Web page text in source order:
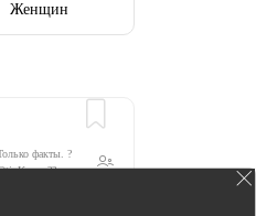
Женщин
факты. ?
??